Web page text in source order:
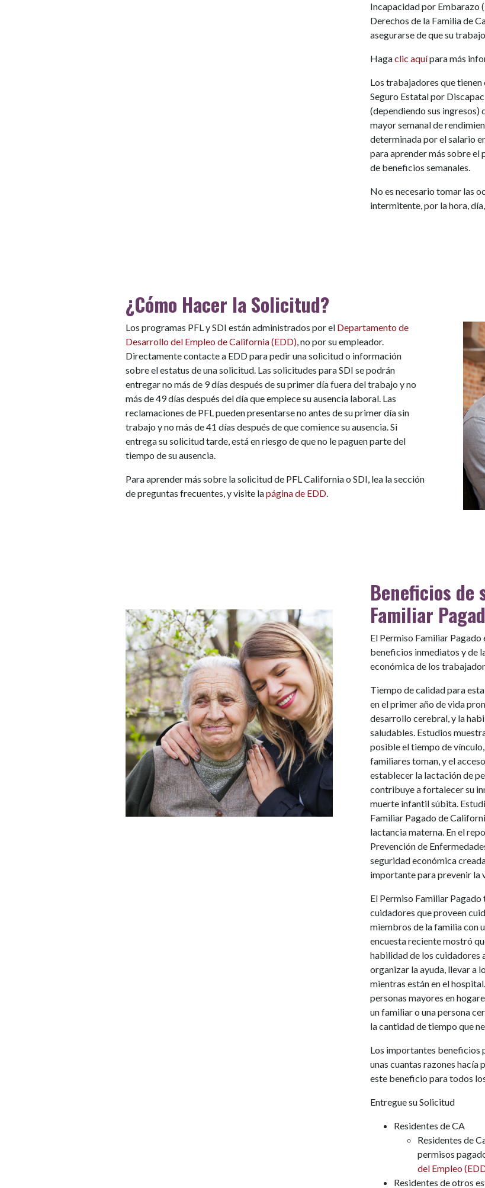
Incapacidad por Embarazo
Derechos de la Familia de
asegurarse de que su
Hagaclic aquípara más
Los trabajadores que
Seguro Estatal por
(dependiendo sus ingresos)
mayor semanal de
determinada por el salario
para aprender más sobre el
de beneficios semanales.
No es necesario tomar las
intermitente, por la hora,
¿Cómo Hacer la Solicitud?
Los programas PFL y SDI están administrados por el Departamento de
Desarrollo del Empleo de California (EDD), no por su empleador.
Directamente contacte a EDD para pedir una solicitud o información
sobre el estatus de una solicitud. Las solicitudes para SDI se podrán
entregar no más de 9 días después de su primer día fuera del trabajo y no
más de 49 días después del día que empiece su ausencia laboral. Las
reclamaciones de PFL pueden presentarse no antes de su primer día sin
trabajo y no más de 41 días después de que comience su ausencia. Si
entrega su solicitud tarde, está en riesgo de que no le paguen parte del
tiempo de su ausencia.
Para aprender más sobre la solicitud de PFL California o SDI, lea la sección
de preguntas frecuentes, y visite lapágina de EDD.
Beneficios de
Familiar
El Permiso Familiar
beneficios inmediatos y de
económica de los
Tiempo de calidad para
en el primer año de vida
desarrollo cerebral, y la
saludables. Estudios
posible el tiempo de
familiares toman, y el
establecer la lactación de
contribuye a fortalecer su
muerte infantil súbita.
Familiar Pagado de
lactancia materna. En el
Prevención de
seguridad económica
importante para prevenir la
El Permiso Familiar
cuidadores que proveen
miembros de la familia con
encuesta reciente mostró
habilidad de los cuidadores
organizar la ayuda, llevar a
mientras están en el
personas mayores en
un familiar o una persona
la cantidad de tiempo que
Los importantes beneficios
unas cuantas razones hacía
este beneficio para todos
Entregue su Solicitud
Residentes de CA
Residentes de
permisos
del Empleo
Residentes de otros